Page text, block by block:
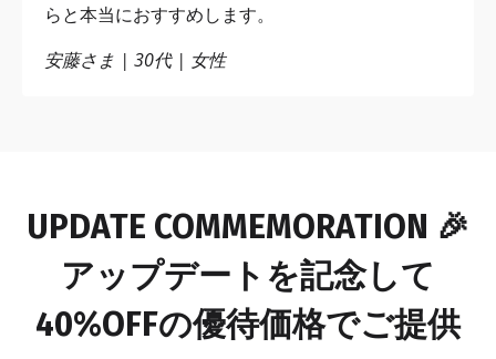
らと本当におすすめします。
安藤さま | 30代 | 女性
UPDATE COMMEMORATION 🎉
アップデートを記念して
40%OFFの優待価格でご提供